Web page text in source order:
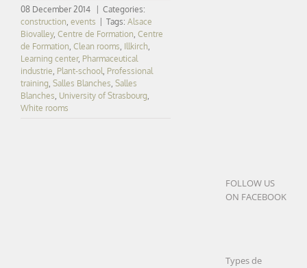
08 December 2014
Categories:
construction events Tags: Alsace
Biovalley, Centre de Formation Centre
de Formation Clean rooms Illkirch
Learning center, Pharmaceutical
industrie Plant-school
Professional
training Salles Blanches Salles
Blanches University of Strasbourg
White rooms
FOLLOW US
ON FACEBOOK
Types de